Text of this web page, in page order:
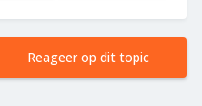
Reageer op dit topic